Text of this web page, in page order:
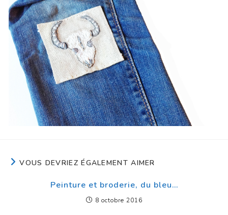
VOUS DEVRIEZ ÉGALEMENT AIMER
Peinture et broderie, du bleu…
8 octobre 2016